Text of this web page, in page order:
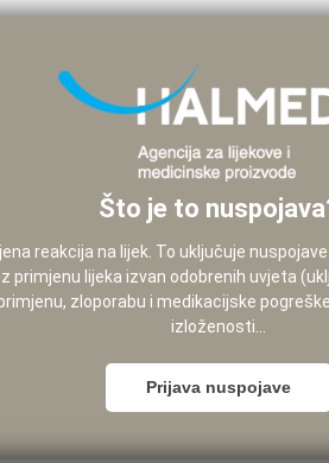
Što je to
reakcija na lijek. To uključuje
primjenu lijeka izvan odobrenih uvjeta
zloporabu i medikacijske
izloženosti...
Prijava nuspojave